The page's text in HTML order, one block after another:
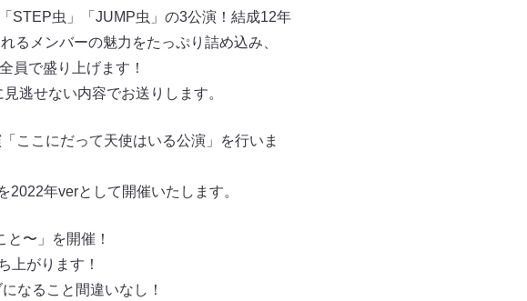
STEP虫」「JUMP虫」の3公演！結成12年
るメンバーの魅力をたっぷり詰め込み、
員で盛り上げます！
逃せない内容でお送りします。
ここにだって天使はいる公演」を行いま
年verとして開催いたします。
〜」を開催！
上がります！
なること間違いなし！